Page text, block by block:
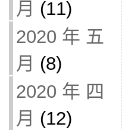
月 (11)
2020 年 五
月 (8)
2020 年 四
月 (12)